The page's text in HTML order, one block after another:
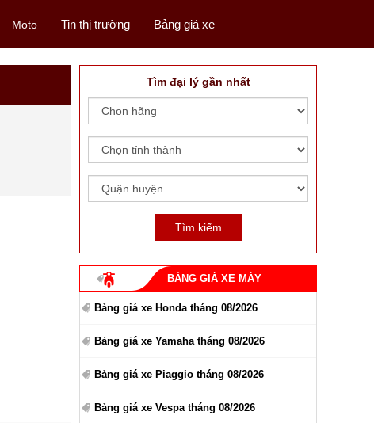
Moto Tin thị trường Bảng giá xe
Tìm đại lý gần nhất
BẢNG GIÁ XE MÁY
Bảng giá xe Honda tháng 08/2026
Bảng giá xe Yamaha tháng 08/2026
Bảng giá xe Piaggio tháng 08/2026
Bảng giá xe Vespa tháng 08/2026